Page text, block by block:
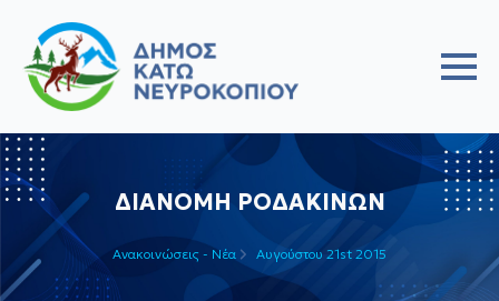
ΔΙΑΝΟΜΗ ΡΟΔΑΚΙΝΩΝ
Ανακοινώσεις - Νέα Αυγούστου 21st 2015